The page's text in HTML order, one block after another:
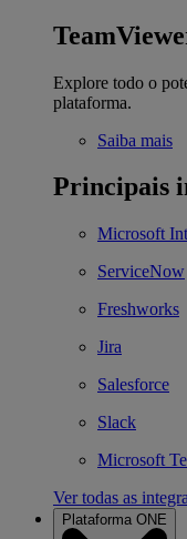
Explore todo o
plataforma.
Saiba mais
Principais
Microsoft
ServiceNow
Freshworks
Jira
Salesforce
Slack
Microsoft
Ver todas as
Plataforma ONE